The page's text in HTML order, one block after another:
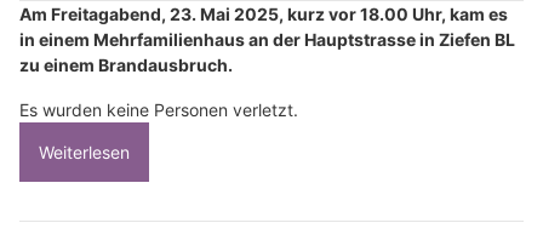
Am Freitagabend, 23. Mai 2025, kurz vor 18.00 Uhr, kam es
in einem Mehrfamilienhaus an der Hauptstrasse in Ziefen BL
zu einem Brandausbruch.
Es wurden keine Personen verletzt.
Weiterlesen